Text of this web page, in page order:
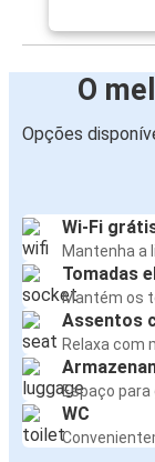
O
Opções
Wi-Fi
Mantenha a
Tomadas
Mantém os
Assentos
Relaxa com
Espaço
WC